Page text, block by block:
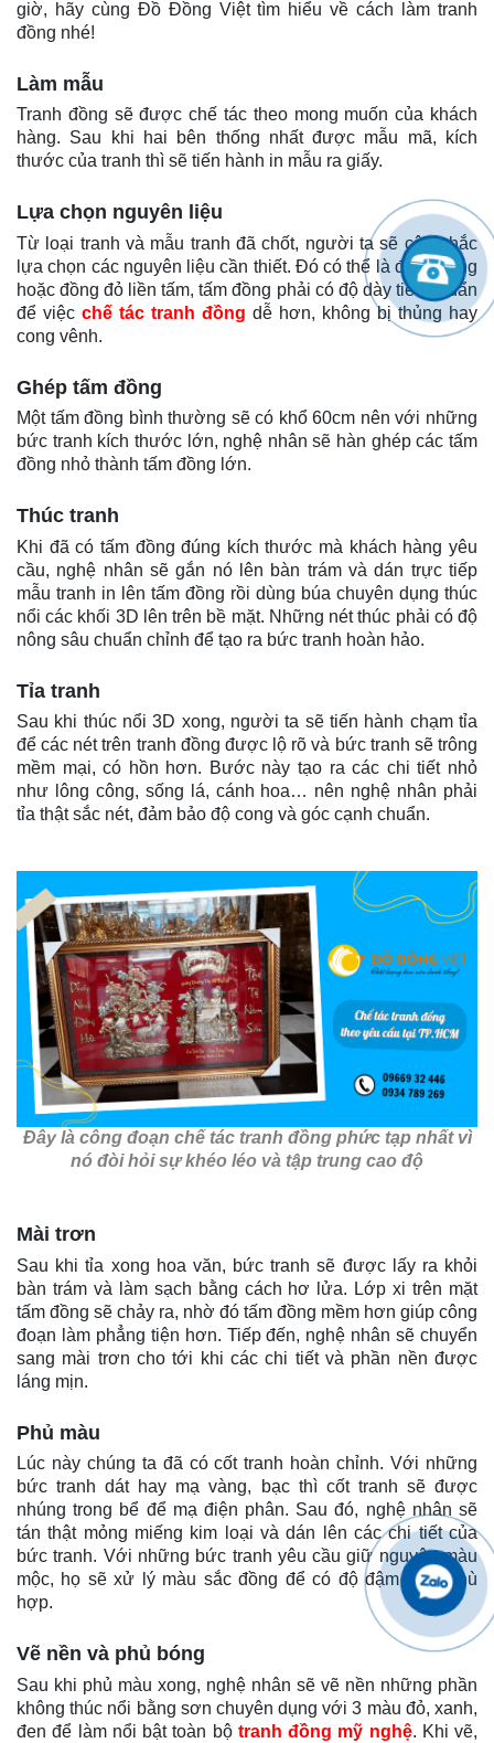
giờ, hãy cùng Đồ Đồng Việt tìm hiểu về cách làm tranh
đồng nhé!
Làm mẫu
Tranh đồng sẽ được chế tác theo mong muốn của khách
hàng. Sau khi hai bên thống nhất được mẫu mã, kích
thước của tranh thì sẽ tiến hành in mẫu ra giấy.
Lựa chọn nguyên liệu
Từ loại tranh và mẫu tranh đã chốt, người ta sẽ cân nhắc
lựa chọn các nguyên liệu cần thiết. Đó có thể là đồng vàng
hoặc đồng đỏ liền tấm, tấm đồng phải có độ dày tiêu chuẩn
để việc chế tác tranh đồng dễ hơn, không bị thủng hay
cong vênh.
Ghép tấm đồng
Một tấm đồng bình thường sẽ có khổ 60cm nên với những
bức tranh kích thước lớn, nghệ nhân sẽ hàn ghép các tấm
đồng nhỏ thành tấm đồng lớn.
Thúc tranh
Khi đã có tấm đồng đúng kích thước mà khách hàng yêu
cầu, nghệ nhân sẽ gắn nó lên bàn trám và dán trực tiếp
mẫu tranh in lên tấm đồng rồi dùng búa chuyên dụng thúc
nổi các khối 3D lên trên bề mặt. Những nét thúc phải có độ
nông sâu chuẩn chỉnh để tạo ra bức tranh hoàn hảo.
Tỉa tranh
Sau khi thúc nổi 3D xong, người ta sẽ tiến hành chạm tỉa
để các nét trên tranh đồng được lộ rõ và bức tranh sẽ trông
mềm mại, có hồn hơn. Bước này tạo ra các chi tiết nhỏ
như lông công, sống lá, cánh hoa… nên nghệ nhân phải
tỉa thật sắc nét, đảm bảo độ cong và góc cạnh chuẩn.
Đây là công đoạn chế tác tranh đồng phức tạp nhất vì
nó đòi hỏi sự khéo léo và tập trung cao độ
Mài trơn
Sau khi tỉa xong hoa văn, bức tranh sẽ được lấy ra khỏi
bàn trám và làm sạch bằng cách hơ lửa. Lớp xi trên mặt
tấm đồng sẽ chảy ra, nhờ đó tấm đồng mềm hơn giúp công
đoạn làm phẳng tiện hơn. Tiếp đến, nghệ nhân sẽ chuyển
sang mài trơn cho tới khi các chi tiết và phần nền được
láng mịn.
Phủ màu
Lúc này chúng ta đã có cốt tranh hoàn chỉnh. Với những
bức tranh dát hay mạ vàng, bạc thì cốt tranh sẽ được
nhúng trong bể để mạ điện phân. Sau đó, nghệ nhân sẽ
tán thật mỏng miếng kim loại và dán lên các chi tiết của
bức tranh. Với những bức tranh yêu cầu giữ nguyên màu
mộc, họ sẽ xử lý màu sắc đồng để có độ đậm nhạt phù
hợp.
Vẽ nền và phủ bóng
Sau khi phủ màu xong, nghệ nhân sẽ vẽ nền những phần
không thúc nổi bằng sơn chuyên dụng với 3 màu đỏ, xanh,
đen để làm nổi bật toàn bộ tranh đồng mỹ nghệ. Khi vẽ,